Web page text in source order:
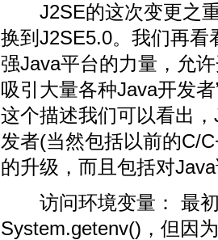
J2SE的这次变更之重
换到J2SE5.0。我们再看
强Java平台的力量，允
吸引大量各种Java开发
这个描述我们可以看出
发者(当然包括以前的C/
的升级，而且包括对
访问环境变量： 最初
System.getenv()，但因